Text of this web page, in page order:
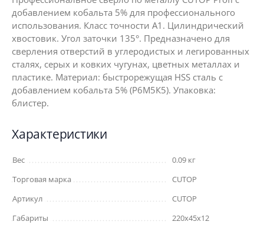
добавлением кобальта 5% для профессионального
использования. Класс точности А1. Цилиндрический
хвостовик. Угол заточки 135°. Предназначено для
сверления отверстий в углеродистых и легированных
сталях, серых и ковких чугунах, цветных металлах и
пластике. Материал: быстрорежущая HSS сталь c
добавлением кобальта 5% (Р6М5К5). Упаковка:
блистер.
Характеристики
Вес
0.09 кг
Торговая марка
CUTOP
Артикул
CUTOP
Габариты
220x45x12